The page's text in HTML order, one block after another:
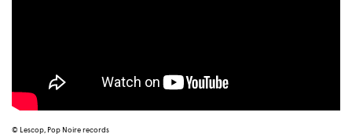
© Lescop, Pop Noire records